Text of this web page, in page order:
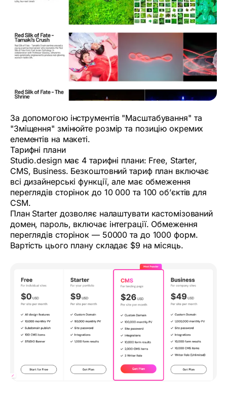
За допомогою інструментів "Масштабування" та
"Зміщення" змінюйте розмір та позицію окремих
елементів на макеті.
Тарифні плани
Studio.design має 4 тарифні плани: Free, Starter,
CMS, Business. Безкоштовний тариф план включає
всі дизайнерські функції, але має обмеження
переглядів сторінок до 10 000 та 100 об’єктів для
CSM.
План Starter дозволяє налаштувати кастомізований
домен, пароль, включає інтеграції. Обмеження
переглядів сторінок — 50000 та до 1000 форм.
Вартість цього плану складає $9 на місяць.